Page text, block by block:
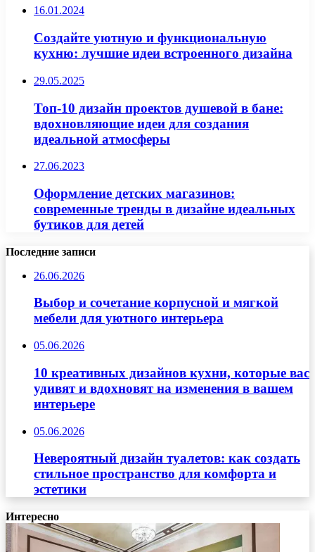
16.01.2024
Создайте уютную и функциональную
кухню: лучшие идеи встроенного дизайна
29.05.2025
Топ-10 дизайн проектов душевой в бане:
вдохновляющие идеи для создания
идеальной атмосферы
27.06.2023
Оформление детских магазинов:
современные тренды в дизайне идеальных
бутиков для детей
Последние записи
26.06.2026
Выбор и сочетание корпусной и мягкой
мебели для уютного интерьера
05.06.2026
10 креативных дизайнов кухни, которые вас
удивят и вдохновят на изменения в вашем
интерьере
05.06.2026
Невероятный дизайн туалетов: как создать
стильное пространство для комфорта и
эстетики
Интересно